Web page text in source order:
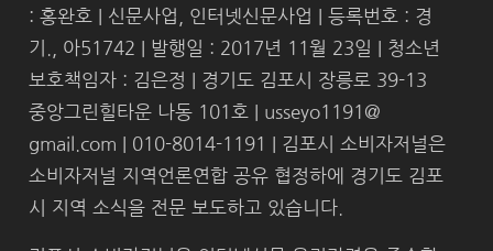
: 홍완호 | 신문사업, 인터넷신문사업 | 등록번호 : 경
기., 아51742 | 발행일 : 2017년 11월 23일 | 청소년
보호책임자 : 김은정 | 경기도 김포시 장릉로 39-13
중앙그린힐타운 나동 101호 | usseyo1191@
gmail.com | 010-8014-1191 | 김포시 소비자저널은
소비자저널 지역언론연합 공유 협정하에 경기도 김포
시 지역 소식을 전문 보도하고 있습니다.